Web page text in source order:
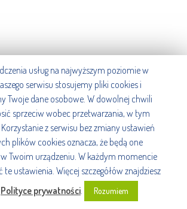
usług na najwyższym poziomie w
serwisu stosujemy pliki cookies i
Twoje dane osobowe. W dowolnej chwili
sprzeciw wobec przetwarzania, w tym
z serwisu bez zmiany ustawień
plików cookies oznacza, że będą one
Twoim urządzeniu. W każdym momencie
te ustawienia. Więcej szczegółów znajdziesz
Polityce prywatności. Rozumiem